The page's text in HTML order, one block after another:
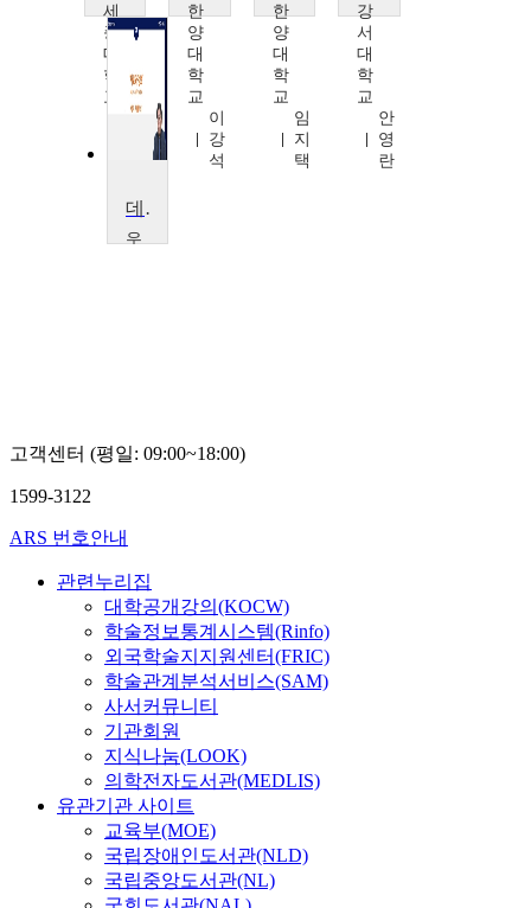
세
종
대
학
교
이
한
양
대
학
교
이
강
석
한
양
대
학
교
임
지
택
강
서
대
학
교
안
영
란
데이터 구조 입문
우
고객센터 (평일: 09:00~18:00)
1599-3122
ARS 번호안내
관련누리집
대학공개강의(KOCW)
학술정보통계시스템(Rinfo)
외국학술지지원센터(FRIC)
학술관계분석서비스(SAM)
사서커뮤니티
기관회원
지식나눔(LOOK)
의학전자도서관(MEDLIS)
유관기관 사이트
교육부(MOE)
국립장애인도서관(NLD)
국립중앙도서관(NL)